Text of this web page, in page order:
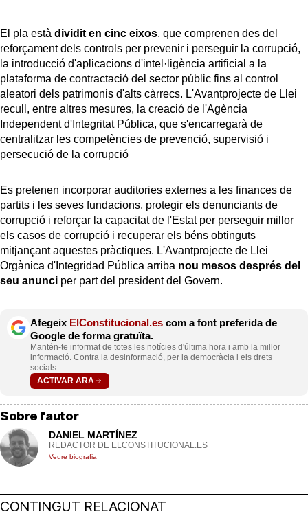
El pla està dividit en cinc eixos, que comprenen des del
reforçament dels controls per prevenir i perseguir la corrupció,
la introducció d'aplicacions d'intel·ligència artificial a la
plataforma de contractació del sector públic fins al control
aleatori dels patrimonis d'alts càrrecs. L'Avantprojecte de Llei
recull, entre altres mesures, la creació de l'Agència
Independent d'Integritat Pública, que s'encarregarà de
centralitzar les competències de prevenció, supervisió i
persecució de la corrupció
Es pretenen incorporar auditories externes a les finances de
partits i les seves fundacions, protegir els denunciants de
corrupció i reforçar la capacitat de l'Estat per perseguir millor
els casos de corrupció i recuperar els béns obtinguts
mitjançant aquestes pràctiques. L'Avantprojecte de Llei
Orgànica d'Integridad Pública arriba nou mesos després del
seu anunci per part del president del Govern.
Afegeix ElConstitucional.es com a font preferida de
Google de forma gratuïta.
Mantén-te informat de totes les notícies d'última hora i amb la millor
informació. Contra la desinformació, per la democràcia i els drets
socials.
ACTIVAR ARA
Sobre l'autor
DANIEL MARTÍNEZ
REDACTOR DE ELCONSTITUCIONAL.ES
Veure biografia
CONTINGUT RELACIONAT